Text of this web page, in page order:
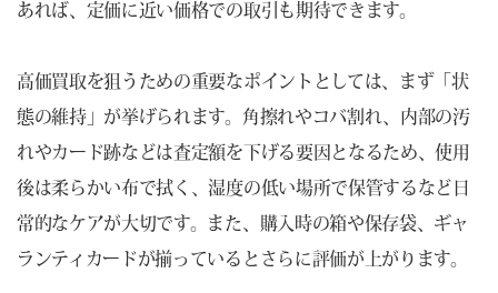
あれば、定価に近い価格での取引も期待できます。
高価買取を狙うための重要なポイントとしては、まず「状
態の維持」が挙げられます。角擦れやコバ割れ、内部の汚
れやカード跡などは査定額を下げる要因となるため、使用
後は柔らかい布で拭く、湿度の低い場所で保管するなど日
常的なケアが大切です。また、購入時の箱や保存袋、ギャ
ランティカードが揃っているとさらに評価が上がります。